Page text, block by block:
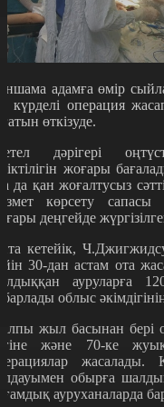
адамға өмір
күрделі операция
өткізуде.
дәрігері
жоғары
да қан жоғалтусыз
көрсету сапасы
деңгейде
кетейік,
30-дан астам ота
ауруларға
облыс
жыл басынан бері
және 70-ке
жасалады.
обырға
ауруханаларда